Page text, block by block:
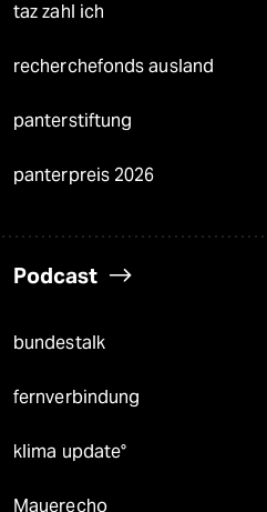
taz zahl ich
recherchefonds ausland
panterstiftung
panterpreis 2026
Podcast
bundestalk
fernverbindung
klima update°
Mauerecho